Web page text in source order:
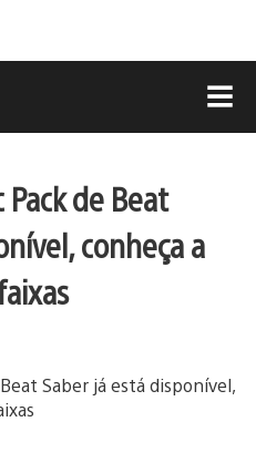
de Beat
conheça a